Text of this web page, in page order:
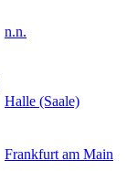
n.n.
Halle (Saale)
Frankfurt am Main